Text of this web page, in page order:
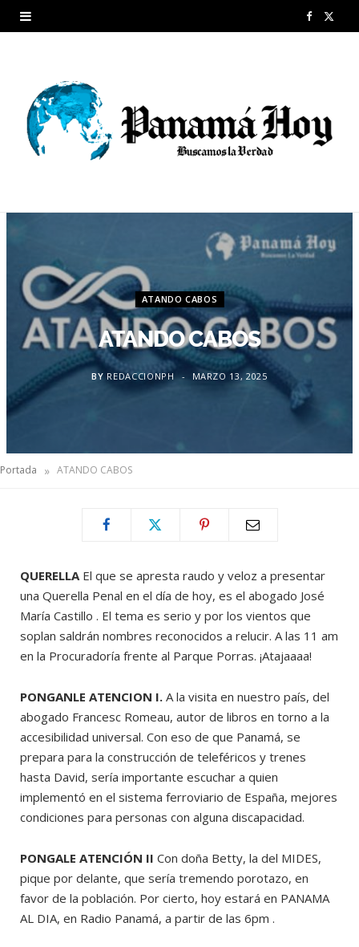
F
b
k e
)
ATANDO CABOS
ATANDO CABOS
BY REDACCIONPH MARZO 13, 2025
Portada » ATANDO CABOS
QUERELLA El que se apresta raudo y veloz a presentar
una Querella Penal en el día de hoy, es el abogado José
María Castillo . El tema es serio y por los vientos que
soplan saldrán nombres reconocidos a relucir. A las 11 am
en la Procuradoría frente al Parque Porras. ¡Atajaaaa!
PONGANLE ATENCION I. A la visita en nuestro país, del
abogado Francesc Romeau, autor de libros en torno a la
accesibilidad universal. Con eso de que Panamá, se
prepara para la construcción de teleféricos y trenes
hasta David, sería importante escuchar a quien
implementó en el sistema ferroviario de España, mejores
condiciones para personas con alguna discapacidad.
PONGALE ATENCIÓN II Con doña Betty, la del MIDES,
pique por delante, que sería tremendo porotazo, en
favor de la población. Por cierto, hoy estará en PANAMA
AL DIA, en Radio Panamá, a partir de las 6pm .